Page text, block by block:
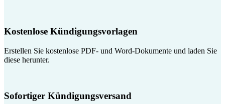
Kostenlose Kündigungsvorlagen
Erstellen Sie kostenlose PDF- und Word-Dokumente und laden Sie
diese herunter.
Sofortiger Kündigungsversand